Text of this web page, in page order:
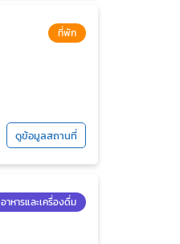
ที่พัก
ดูข้อมูลสถานที่
อาหารและเครื่องดื่ม